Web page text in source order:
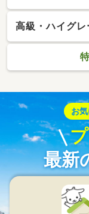
高級・ハイグ
お
最新